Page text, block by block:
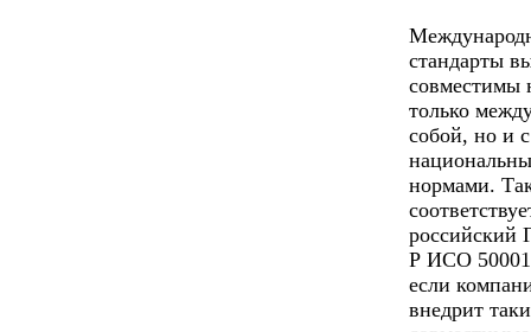
стандарты
совместимы
только
собой, но и с
нормами.
российский
Р ИСО
если
внедрит